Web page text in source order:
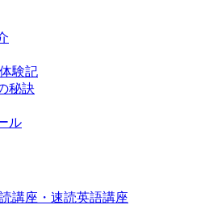
験記
秘訣
ル
講座・速読英語講座